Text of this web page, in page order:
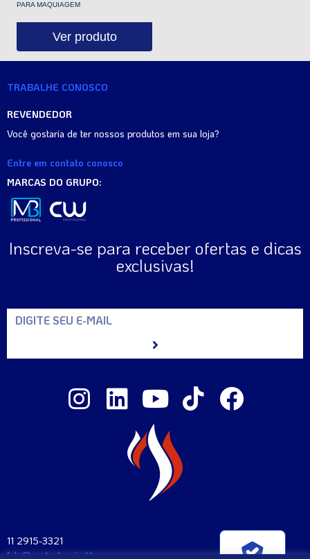
PARA MAQUIAGEM
Ver produto
TRABALHE CONOSCO
REVENDEDOR
Você gostaria de ter nossos produtos em sua loja?
Entre em contato conosco
MARCAS DO GRUPO:
Inscreva-se para receber ofertas e dicas
exclusivas!
11 2915-3321
fale@santaclara.ind.br